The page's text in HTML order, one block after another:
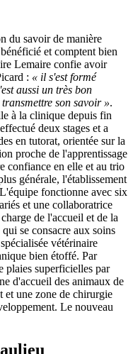
du savoir de manière
et comptent bien
Lemaire confie avoir
: « il s'est formé
aussi un très bon
son savoir ».
à la clinique depuis fin
deux stages et a
en tutorat, orientée sur la
proche de l'apprentissage
confiance en elle et au trio
générale, l'établissement
fonctionne avec six
et une collaboratrice
de l'accueil et de la
se consacre aux soins
vétérinaire
bien étoffé. Par
plaies superficielles par
d'accueil des animaux de
et une zone de chirurgie
Le nouveau